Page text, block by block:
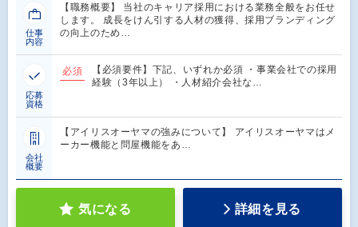
仕事
内容
【職務概要】 当社のキャリア採用における業務全般をお任せ
します。 成長をけん引する人材の獲得、採用ブランディング
の向上のため…
応募
資格
必須
【必須要件】下記、いずれか必須 ・事業会社での採用
経験（3年以上） ・人材紹介会社な…
会社
概要
【アイリスオーヤマの強みについて】 アイリスオーヤマはメ
ーカー機能と問屋機能をあ…
気になる 詳細を見る